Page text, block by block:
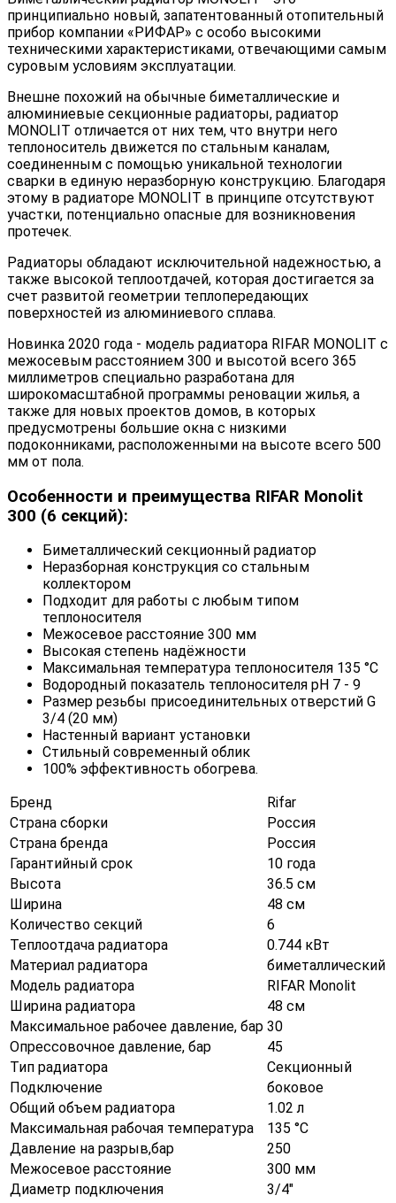
принципиально новый, запатентованный отопительный
прибор компании «РИФАР» с особо высокими
техническими характеристиками, отвечающими самым
суровым условиям эксплуатации.
Внешне похожий на обычные биметаллические и
алюминиевые секционные радиаторы, радиатор
MONOLIT отличается от них тем, что внутри него
теплоноситель движется по стальным каналам,
соединенным с помощью уникальной технологии
сварки в единую неразборную конструкцию. Благодаря
этому в радиаторе MONOLIT в принципе отсутствуют
участки, потенциально опасные для возникновения
протечек.
Радиаторы обладают исключительной надежностью, а
также высокой теплоотдачей, которая достигается за
счет развитой геометрии теплопередающих
поверхностей из алюминиевого сплава.
Новинка 2020 года - модель радиатора RIFAR MONOLIT с
межосевым расстоянием 300 и высотой всего 365
миллиметров специально разработана для
широкомасштабной программы реновации жилья, а
также для новых проектов домов, в которых
предусмотрены большие окна с низкими
подоконниками, расположенными на высоте всего 500
мм от пола.
Особенности и преимущества RIFAR Monolit
300 (6 секций):
Биметаллический секционный радиатор
Неразборная конструкция со стальным
коллектором
Подходит для работы с любым типом
теплоносителя
Межосевое расстояние 300 мм
Высокая степень надёжности
Максимальная температура теплоносителя 135 °C
Водородный показатель теплоносителя рН 7 - 9
Размер резьбы присоединительных отверстий G
3/4 (20 мм)
Настенный вариант установки
Стильный современный облик
100% эффективность обогрева.
Бренд
Rifar
Страна сборки
Россия
Страна бренда
Россия
Гарантийный срок
10 года
Высота
36.5 см
Ширина
48 см
Количество секций
6
Теплоотдача радиатора
0.744 кВт
Материал радиатора
биметаллический
Модель радиатора
RIFAR Monolit
Ширина радиатора
48 см
Максимальное рабочее давление, бар 30
Опрессовочное давление, бар
45
Тип радиатора
Секционный
Подключение
боковое
Общий объем радиатора
1.02 л
Максимальная рабочая температура
135 °С
Давление на разрыв,бар
250
Межосевое расстояние
300 мм
Диаметр подключения
3/4"